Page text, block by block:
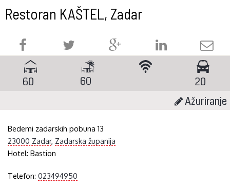
Restoran KAŠTEL, Zadar
60 60
20
Ažuriranje
Bedemi zadarskih pobuna 13
23000 Zadar, Zadarska županija
Hotel:Bastion
Telefon:023494950